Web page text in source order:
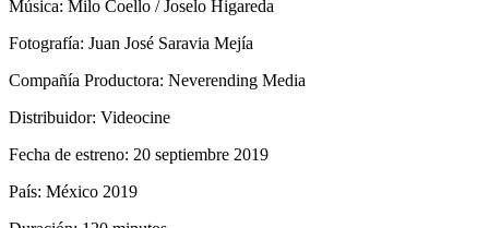
Música: Milo Coello / Joselo Higareda
Fotografía: Juan José Saravia Mejía
Compañía Productora: Neverending Media
Distribuidor: Videocine
Fecha de estreno: 20 septiembre 2019
País: México 2019